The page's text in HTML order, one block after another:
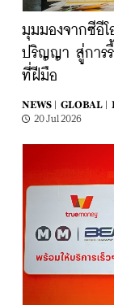
มุมมองจากซีอี
ปริญญา สู่การรื้
ที่ฝีมือ
NEWS | GLOBAL |
20 Jul 2026